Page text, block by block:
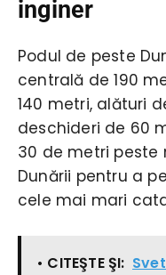
inginer
Podul de peste
centrală de 190
140 metri, alături
deschideri de 60
30 de metri peste
Dunării pentru a
cele mai mari
• CITEŞTE ŞI: